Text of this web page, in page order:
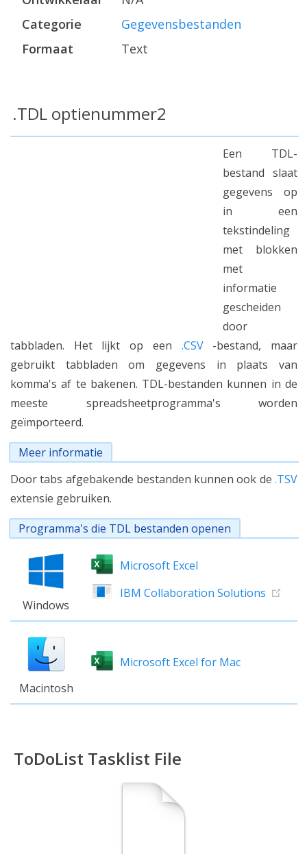
Categorie
Gegevensbestanden
Formaat
Text
.TDL optienummer2
Een TDL-
bestand slaat
gegevens op
in een
tekstindeling
met blokken
met
informatie
gescheiden
door
tabbladen. Het lijkt op een .CSV-bestand, maar
gebruikt tabbladen om gegevens in plaats van
komma's af te bakenen. TDL-bestanden kunnen in de
meeste spreadsheetprogramma's worden
geïmporteerd.
Meer informatie
Door tabs afgebakende bestanden kunnen ook de .TSV
extensie gebruiken.
Programma's die TDL bestanden openen
Windows
Microsoft Excel
IBM Collaboration Solutions
Macintosh
Microsoft Excel for Mac
ToDoList Tasklist File